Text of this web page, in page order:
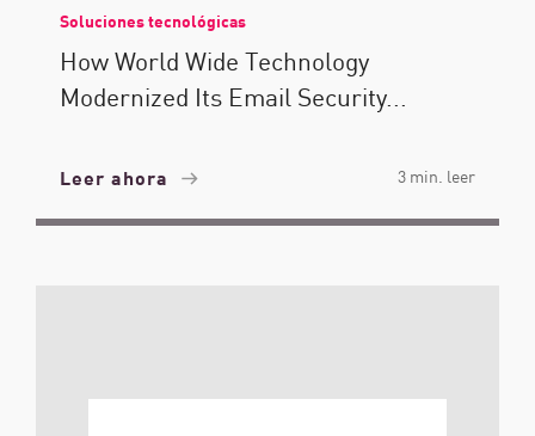
Soluciones tecnológicas
How World Wide Technology
Modernized Its Email Security...
Leer ahora 3 min. leer